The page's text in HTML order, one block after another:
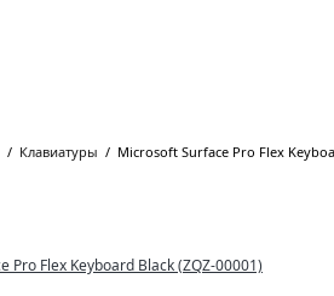
/ Клавиатуры / Microsoft Surface Pro Flex